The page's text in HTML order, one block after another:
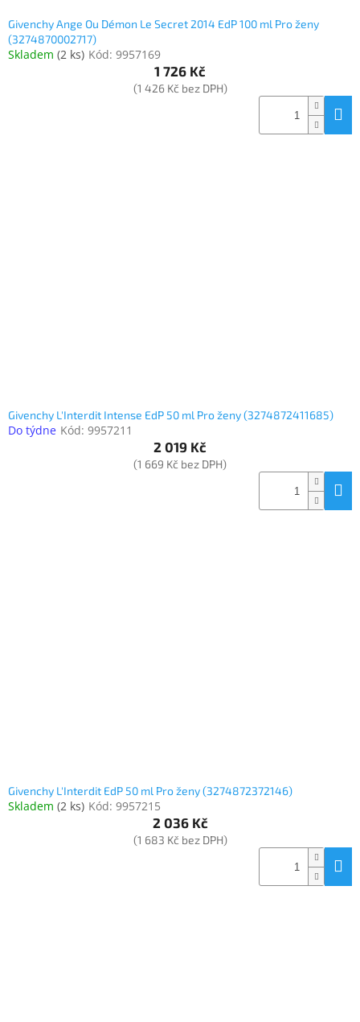
Givenchy Ange Ou Démon Le Secret 2014 EdP 100 ml Pro ženy
(3274870002717)
Skladem (2 ks) Kód: 9957169
1 726 Kč
(1 426 Kč bez DPH)
Givenchy L'Interdit Intense EdP 50 ml Pro ženy (3274872411685)
Do týdne Kód: 9957211
2 019 Kč
(1 669 Kč bez DPH)
Givenchy L'Interdit EdP 50 ml Pro ženy (3274872372146)
Skladem (2 ks) Kód: 9957215
2 036 Kč
(1 683 Kč bez DPH)